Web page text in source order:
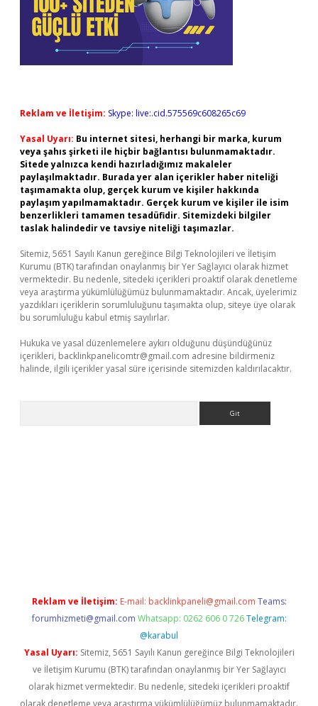
Reklam ve İletişim: Skype: live:.cid.575569c608265c69
Yasal Uyarı: Bu internet sitesi, herhangi bir marka, kurum
veya şahıs şirketi ile hiçbir bağlantısı bulunmamaktadır.
Sitede yalnızca kendi hazırladığımız makaleler
paylaşılmaktadır. Burada yer alan içerikler haber niteliği
taşımamakta olup, gerçek kurum ve kişiler hakkında
paylaşım yapılmamaktadır. Gerçek kurum ve kişiler ile isim
benzerlikleri tamamen tesadüfidir. Sitemizdeki bilgiler
taslak halindedir ve tavsiye niteliği taşımazlar.
Sitemiz, 5651 Sayılı Kanun gereğince Bilgi Teknolojileri ve İletişim
Kurumu (BTK) tarafından onaylanmış bir Yer Sağlayıcı olarak hizmet
vermektedir. Bu nedenle, sitedeki içerikleri proaktif olarak denetleme
veya araştırma yükümlülüğümüz bulunmamaktadır. Ancak, üyelerimiz
yazdıkları içeriklerin sorumluluğunu taşımakta olup, siteye üye olarak
bu sorumluluğu kabul etmiş sayılırlar.
Hukuka ve yasal düzenlemelere aykırı olduğunu düşündüğünüz
içerikleri, backlinkpanelicomtr@gmail.com adresine bildirmeniz
halinde, ilgili içerikler yasal süre içerisinde sitemizden kaldırılacaktır.
Reklam ve İletişim: E-mail: backlinkpaneli@gmail.com Teams:
forumhizmeti@gmail.com Whatsapp: 0262 606 0 726 Telegram:
@karabul
Yasal Uyarı: Sitemiz, 5651 Sayılı Kanun gereğince Bilgi Teknolojileri
ve İletişim Kurumu (BTK) tarafından onaylanmış bir Yer Sağlayıcı
olarak hizmet vermektedir. Bu nedenle, sitedeki içerikleri proaktif
olarak denetleme veya araştırma yükümlülüğümüz bulunmamaktadır.